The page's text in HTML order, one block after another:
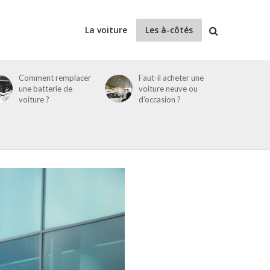
La voiture Les à-côtés
Comment remplacer
une batterie de
voiture ?
Faut-il acheter une
voiture neuve ou
d’occasion ?